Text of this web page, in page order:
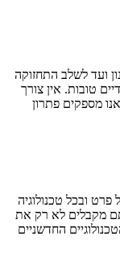
ועד לשלב התחזוקה
טובות. אין צורך
מספקים פתרון
ובכל טכנולוגיה
מקבלים לא רק את
החדשניים